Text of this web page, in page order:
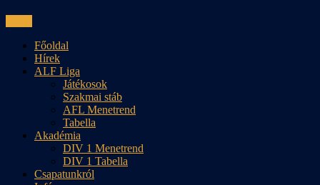
contentFőoldal
Hírek
ALF Liga
Játékosok
Szakmai stáb
AFL Menetrend
Tabella
Akadémia
DIV 1 Menetrend
DIV 1 Tabella
Csapatunkról